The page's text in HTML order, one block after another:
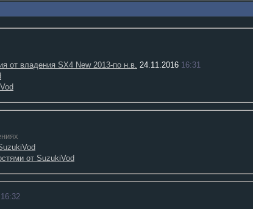
от владения SX4 New 2013-по н.в. 24.11.2016 16:31
от SuzukiVod
16:32